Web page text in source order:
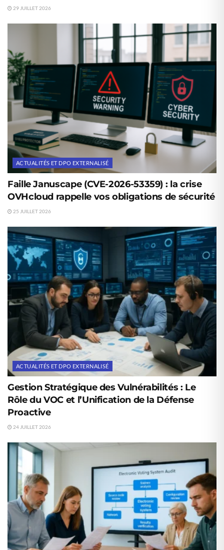
29 JUILLET 2026
ACTUALITÉS ET DPO EXTERNALISÉ
Faille Januscape (CVE-2026-53359) : la crise
OVHcloud rappelle vos obligations de sécurité
25 JUILLET 2026
ACTUALITÉS ET DPO EXTERNALISÉ
Gestion Stratégique des Vulnérabilités : Le
Rôle du VOC et l’Unification de la Défense
Proactive
24 JUILLET 2026